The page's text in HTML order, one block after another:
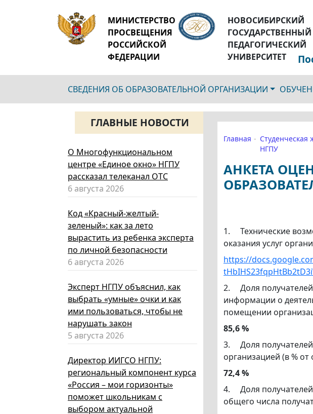
МИНИСТЕРСТВО
ПРОСВЕЩЕНИЯ
РОССИЙСКОЙ
ФЕДЕРАЦИИ
НОВОСИБИРСКИЙ
ГОСУДАРСТВЕННЫЙ
ПЕДАГОГИЧЕСКИЙ
УНИВЕРСИТЕТ
СВЕДЕНИЯ ОБ ОБРАЗОВАТЕЛЬНОЙ ОРГАНИЗАЦИИ
ГЛАВНЫЕ НОВОСТИ
О Многофункциональном
центре «Единое окно» НГПУ
рассказал телеканал ОТС
6 августа 2026
Код «Красный-желтый-
зеленый»: как за лето
вырастить из ребенка эксперта
по личной безопасности
6 августа 2026
Эксперт НГПУ объяснил, как
выбрать «умные» очки и как
ими пользоваться, чтобы не
нарушать закон
5 августа 2026
Директор ИИГСО НГПУ:
региональный компонент курса
«Россия – мои горизонты»
поможет школьникам с
выбором актуальной
Главная
Студенческая
НГПУ
АНКЕТА
1. Технические
оказания услуг
https://
2. Доля получателей
информации о
помещении
85,6 %
3. Доля получателей
организацией (в %
72,4 %
4. Доля получателей
общего числа